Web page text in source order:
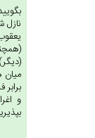
نازل
ميان
و